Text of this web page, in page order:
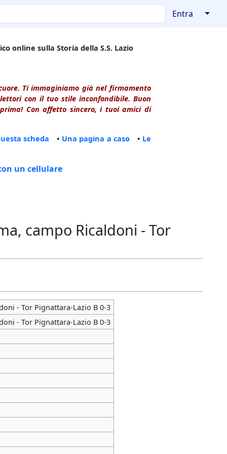
Entra ↓
online sulla Storia della S.S. Lazio
Ti immaginiamo già nel firmamento
con il tuo stile inconfondibile. Buon
Con affetto sincero, i tuoi amici di
scheda • Una pagina a caso • Le
un cellulare
campo Ricaldoni - Tor
- Tor Pignattara-Lazio B 0-3
- Tor Pignattara-Lazio B 0-3